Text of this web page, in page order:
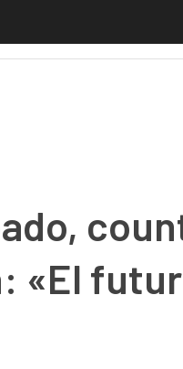
Boado, country
«El